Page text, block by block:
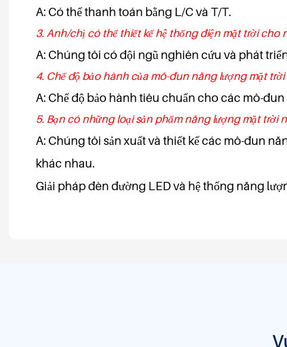
A: Có thể thanh toán bằng L/C và T/T.
3. Anh/chị có thể thiết kế hệ thống điện mặt trời cho
A: Chúng tôi có đội ngũ nghiên cứu và phát
4. Chế độ bảo hành của mô-đun năng lượng mặt trời
A: Chế độ bảo hành tiêu chuẩn cho các mô-
5. Bạn có những loại sản phẩm năng lượng mặt trời
A: Chúng tôi sản xuất và thiết kế các mô-đun
khác nhau.
Giải pháp đèn đường LED và hệ thống năng